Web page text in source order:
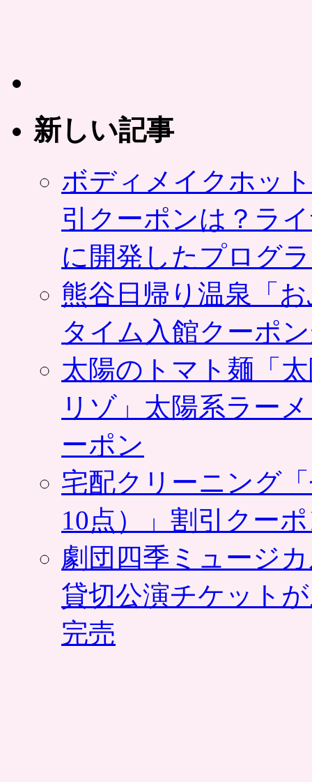
キ
ど
で
い
に
使
え
す。
ポ
ン
パ
レ
て
購
入
す
方
限
定
は
新しい記事
ボディメイクホッ
引クーポンは？ラ
に開発したプログ
熊谷日帰り温泉「
タイム入館クーポ
太陽のトマト麺「
リゾ」太陽系ラー
ーポン
宅配クリーニング
10点）」割引クー
劇団四季ミュージ
貸切公演チケット
完売